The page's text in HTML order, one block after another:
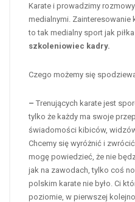
Karate i prowadzimy
medialnymi. Zainteresowanie
to tak medialny sport jak
szkoleniowiec kadry.
Czego możemy się
– Trenujących karate jest
tylko że każdy ma swoje
świadomości kibiców,
Chcemy się wyróżnić i
mogę powiedzieć, że nie
jak na zawodach, tylko coś
polskim karate nie było. Ci
poziomie, w pierwszej